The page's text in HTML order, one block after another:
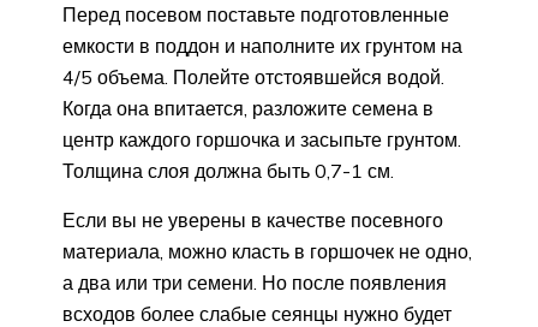
Перед посевом поставьте подготовленные
емкости в поддон и наполните их грунтом на
4/5 объема. Полейте отстоявшейся водой.
Когда она впитается, разложите семена в
центр каждого горшочка и засыпьте грунтом.
Толщина слоя должна быть 0,7-1 см.
Если вы не уверены в качестве посевного
материала, можно класть в горшочек не одно,
а два или три семени. Но после появления
всходов более слабые сеянцы нужно будет